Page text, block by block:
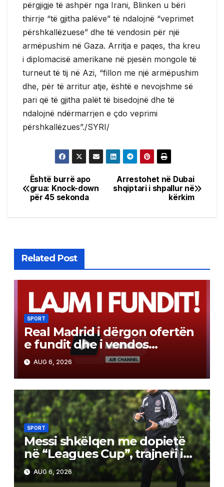
përgjigje të ashpër nga Irani, Blinken u bëri
thirrje “të gjitha palëve” të ndalojnë “veprimet
përshkallëzuese” dhe të vendosin për një
armëpushim në Gaza. Arritja e paqes, tha kreu
i diplomacisë amerikane në pjesën mongole të
turneut të tij në Azi, “fillon me një armëpushim
dhe, për të arritur atje, është e nevojshme së
pari që të gjitha palët të bisedojnë dhe të
ndalojnë ndërmarrjen e çdo veprimi
përshkallëzues”./SYRI/
Post
navigation
Arrestohet në Dubai
shqiptari i shpallur në
kërkim
Është burrë apo
grua: Knock-down
për 45 sekonda
Related Post
SPORT
Real Madrid i dërgon ofertën
e fundit dhe i vendos
ultimatum Vinicius Junior.
Arsenal po ndjek me sy e
vesh situatën
AUG 6, 2026
SPORT
Messi shkëlqen me dopietë
në “Leagues Cup”, trajneri i
vendos nofkën e re “Picasso i
futbollit”
AUG 6, 2026